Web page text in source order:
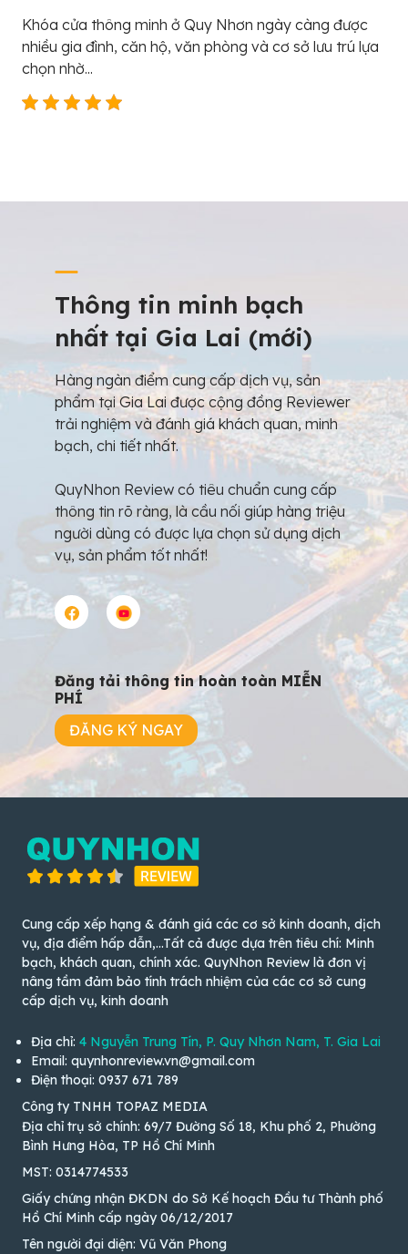
Khóa cửa thông minh ở Quy Nhơn ngày càng được
nhiều gia đình, căn hộ, văn phòng và cơ sở lưu trú lựa
chọn nhờ...
Thông tin minh bạch
nhất tại Gia Lai (mới)
Hàng ngàn điểm cung cấp dịch vụ, sản
phẩm tại Gia Lai được cộng đồng Reviewer
trải nghiệm và đánh giá khách quan, minh
bạch, chi tiết nhất.
QuyNhon Review có tiêu chuẩn cung cấp
thông tin rõ ràng, là cầu nối giúp hàng triệu
người dùng có được lựa chọn sử dụng dịch
vụ, sản phẩm tốt nhất!
Đăng tải thông tin hoàn toàn MIỄN
PHÍ
ĐĂNG KÝ NGAY
Cung cấp xếp hạng & đánh giá các cơ sở kinh doanh, dịch
vụ, địa điểm hấp dẫn,...Tất cả được dựa trên tiêu chí: Minh
bạch, khách quan, chính xác. QuyNhon Review là đơn vị
nâng tầm đảm bảo tính trách nhiệm của các cơ sở cung
cấp dịch vụ, kinh doanh
Địa chỉ: 4 Nguyễn Trung Tín, P. Quy Nhơn Nam, T. Gia Lai
Email: quynhonreview.vn@gmail.com
Điện thoại: 0937 671 789
Công ty TNHH TOPAZ MEDIA
Địa chỉ trụ sở chính: 69/7 Đường Số 18, Khu phố 2, Phường
Bình Hưng Hòa, TP Hồ Chí Minh
MST: 0314774533
Giấy chứng nhận ĐKDN do Sở Kế hoạch Đầu tư Thành phố
Hồ Chí Minh cấp ngày 06/12/2017
Tên người đại diện: Vũ Văn Phong